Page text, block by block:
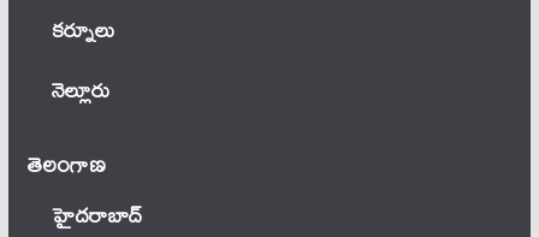
కర్నూలు
నెల్లూరు
తెలంగాణ‌
హైదరాబాద్